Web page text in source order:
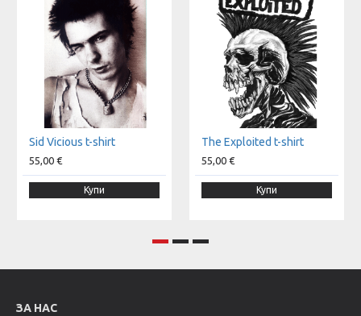
Sid Vicious t-shirt
55,00 €
Купи
The Exploited t-shirt
55,00 €
Купи
ЗА НАС